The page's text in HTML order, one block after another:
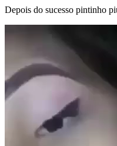
Depois do sucesso pintinho